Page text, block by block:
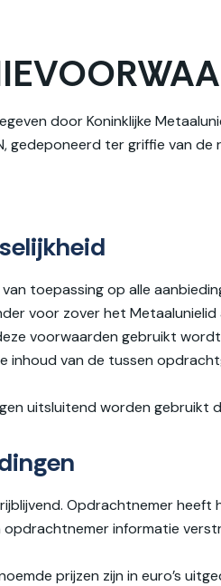
door Koninklijke
gedeponeerd ter griffie van
toepassing op alle
voor zover het
voorwaarden gebruikt
inhoud van de tussen
uitsluitend worden gebruikt
Opdrachtnemer
informatie
prijzen zijn in euro’s